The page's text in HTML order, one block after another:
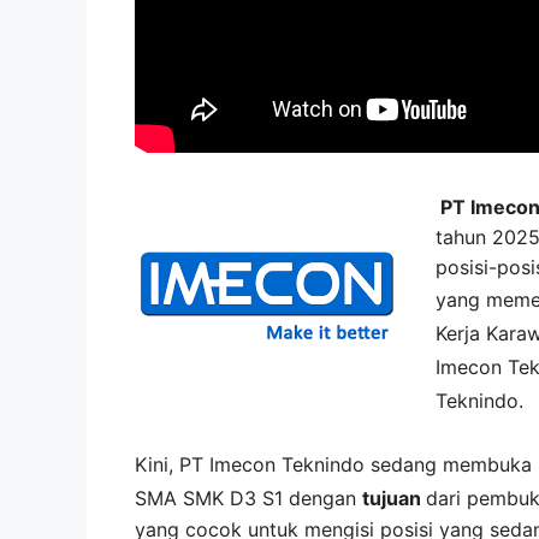
PT
tahun
posisi-
yang
Kerja
Imecon
Teknindo.
Kini, PT Imecon Teknindo sedang membuka
SMA SMK D3 S1 dengan tujuan dari
yang cocok untuk mengisi posisi yang